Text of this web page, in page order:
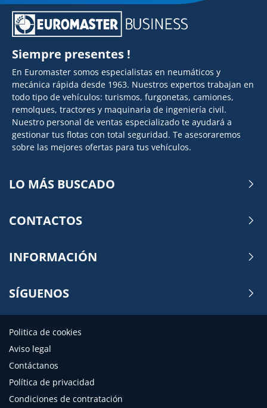
Siempre presentes !
En Euromaster somos especialistas en neumáticos y
mecánica rápida desde 1963. Nuestros expertos trabajan en
todo tipo de vehículos: turismos, furgonetas, camiones,
remolques, tractores y maquinaria de ingeniería civil.
Nuestro personal de ventas especializado te ayudará a
gestionar tus flotas con total seguridad. Te asesoraremos
sobre las mejores ofertas para tus vehículos.
LO MÁS BUSCADO
CONTACTOS
INFORMACIÓN
SÍGUENOS
Politica de cookies
Aviso legal
Contáctanos
Política de privacidad
Condiciones de contratación